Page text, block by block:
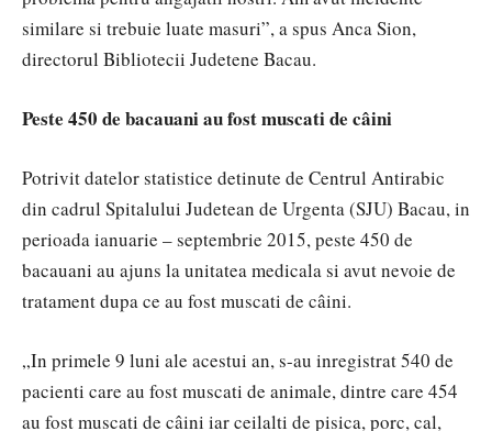
similare si trebuie luate masuri”, a spus Anca Sion,
directorul Bibliotecii Judetene Bacau.
Peste 450 de bacauani au fost muscati de câini
Potrivit datelor statistice detinute de Centrul Antirabic
din cadrul Spitalului Judetean de Urgenta (SJU) Bacau, in
perioada ianuarie – septembrie 2015, peste 450 de
bacauani au ajuns la unitatea medicala si avut nevoie de
tratament dupa ce au fost muscati de câini.
„In primele 9 luni ale acestui an, s-au inregistrat 540 de
pacienti care au fost muscati de animale, dintre care 454
au fost muscati de câini iar ceilalti de pisica, porc, cal,